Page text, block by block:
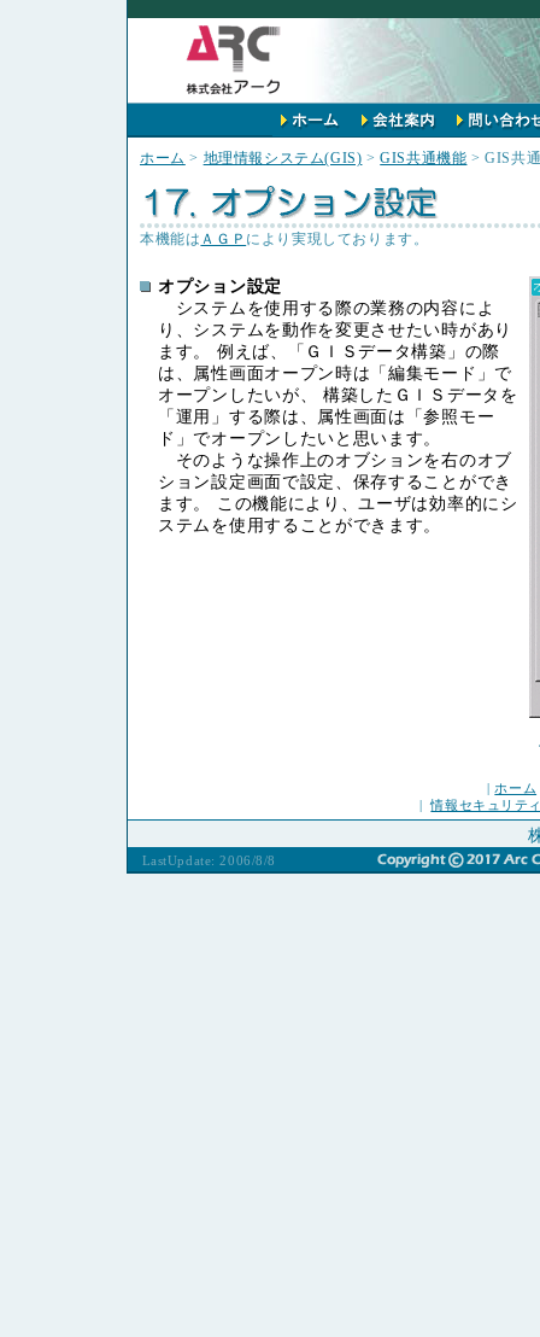
ホーム > 地理情報システム(GIS) >GIS共通機能 > GIS共
本機能は ＡＧＰ により実現しております。
オプション設定
システムを使用する際の業務の内容によ
り、システムを動作を変更させたい時があり
ます。 例えば、「ＧＩＳデータ構築」の際
は、属性画面オープン時は「編集モード」で
オープンしたいが、 構築したＧＩＳデータを
「運用」する際は、属性画面は「参照モー
ド」でオープンしたいと思います。
そのような操作上のオブションを右のオブ
ション設定画面で設定、保存することができ
ます。 この機能により、ユーザは効率的にシ
ステムを使用することができます。
| ホーム
|情報セキュリテ
LastUpdate: 2006/8/8